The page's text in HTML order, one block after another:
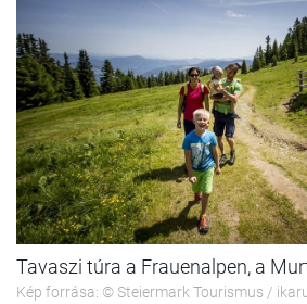
Tavaszi túra a Frauenalpen, a
Kép forrása: © Steiermark Tourismus /